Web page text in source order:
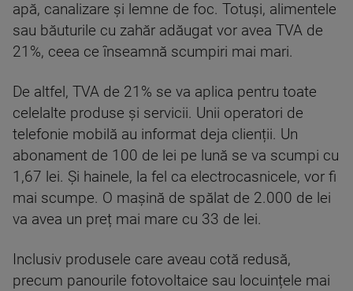
apă, canalizare și lemne de foc. Totuși, alimentele
sau băuturile cu zahăr adăugat vor avea TVA de
21%, ceea ce înseamnă scumpiri mai mari.
De altfel, TVA de 21% se va aplica pentru toate
celelalte produse și servicii. Unii operatori de
telefonie mobilă au informat deja clienții. Un
abonament de 100 de lei pe lună se va scumpi cu
1,67 lei. Și hainele, la fel ca electrocasnicele, vor fi
mai scumpe. O mașină de spălat de 2.000 de lei
va avea un preț mai mare cu 33 de lei.
Inclusiv produsele care aveau cotă redusă,
precum panourile fotovoltaice sau locuințele mai